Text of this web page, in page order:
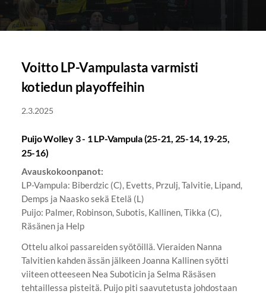
Voitto LP-Vampulasta varmisti
kotiedun playoffeihin
2.3.2025
Puijo Wolley 3 - 1 LP-Vampula (25-21, 25-14, 19-25,
25-16)
Avauskokoonpanot:
LP-Vampula: Biberdzic (C), Evetts, Przulj, Talvitie, Lipand,
Demps ja Naasko sekä Etelä (L)
Puijo: Palmer, Robinson, Subotis, Kallinen, Tikka (C),
Räsänen ja Help
Ottelu alkoi passareiden syötöillä. Vieraiden Nanna
Talvitien kahden ässän jälkeen Joanna Kallinen syötti
viiteen otteeseen Nea Suboticin ja Selma Räsäsen
tehtaillessa pisteitä. Puijo piti saavutetusta johdostaan